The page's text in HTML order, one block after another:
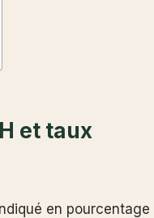
et taux
en pourcentage